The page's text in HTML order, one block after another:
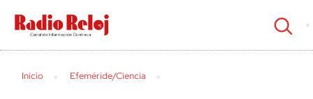
cerrar
Inicio Efeméride/Ciencia